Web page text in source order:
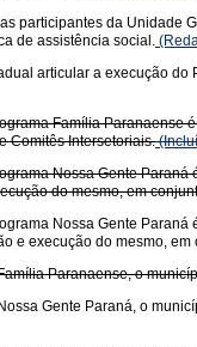
participantes da Unidade
de assistência social.
articular a execução
Família Paranaense
Comitês Intersetoriais.
Nossa Gente
do mesmo, em
Nossa Gente
e execução do mesmo,
Paranaense, o
Gente Paraná, o